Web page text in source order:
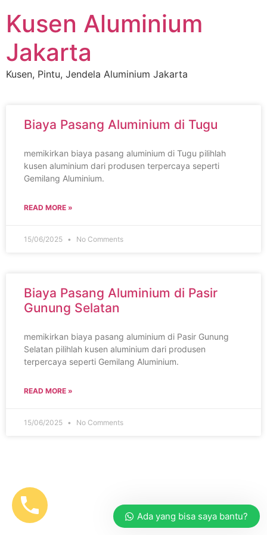
Kusen Aluminium
Jakarta
Kusen, Pintu, Jendela Aluminium Jakarta
Biaya Pasang Aluminium di Tugu
memikirkan biaya pasang aluminium di Tugu pilihlah
kusen aluminium dari produsen terpercaya seperti
Gemilang Aluminium.
READ MORE »
15/06/2025 No Comments
Biaya Pasang Aluminium di Pasir
Gunung Selatan
memikirkan biaya pasang aluminium di Pasir Gunung
Selatan pilihlah kusen aluminium dari produsen
terpercaya seperti Gemilang Aluminium.
READ MORE »
15/06/2025 No Comments
Ada yang bisa saya bantu?